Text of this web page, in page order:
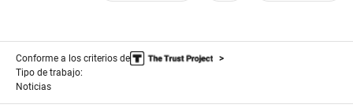
Conforme a los criterios de
Tipo de trabajo:
Noticias